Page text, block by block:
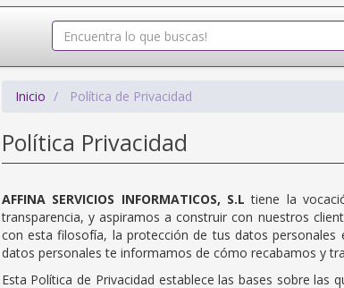
Inicio Política de Privacidad
Política Privacidad
AFFINA SERVICIOS INFORMATICOS, S.L tiene la
transparencia, y aspiramos a construir con nuestros
con esta filosofía, la protección de tus datos
datos personales te informamos de cómo recabamos y
Esta Política de Privacidad establece las bases sobre las